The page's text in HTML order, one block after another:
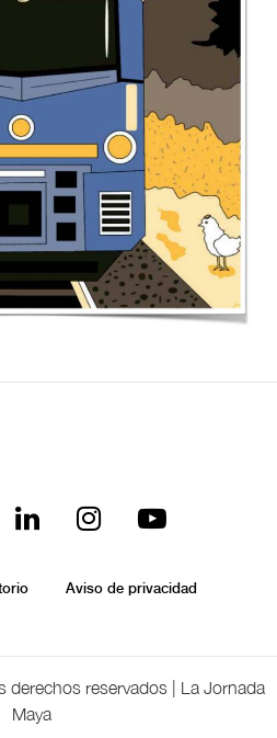
Aviso de privacidad
derechos reservados | La Jornada
Maya